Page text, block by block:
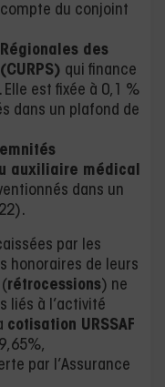
du conjoint
des
(CURPS) qui finance
est fixée à 0,1 %
dans un plafond de
auxiliaire médical
dans un
par les
honoraires de leurs
rétrocessions) ne
liés à l’activité
cotisation URSSAF
par l’Assurance